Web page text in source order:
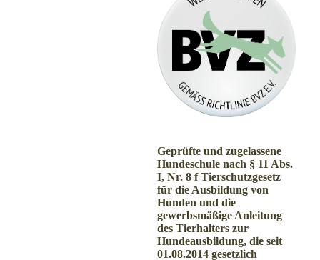
Geprüfte und zugelassene
Hundeschule nach § 11 Abs.
I, Nr. 8 f Tierschutzgesetz
für die Ausbildung von
Hunden und die
gewerbsmäßige Anleitung
des Tierhalters zur
Hundeausbildung, die seit
01.08.2014 gesetzlich